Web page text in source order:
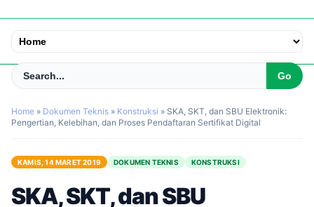
Home » Dokumen Teknis » Konstruksi » SKA, SKT, dan SBU Elektronik:
Pengertian, Kelebihan, dan Proses Pendaftaran Sertifikat Digital
KAMIS, 14 MARET 2019 DOKUMEN TEKNIS KONSTRUKSI
SKA, SKT, dan SBU